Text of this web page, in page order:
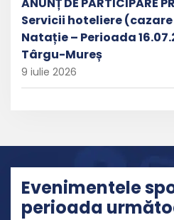
Servicii hoteliere
Natație – Perioada
Târgu-Mureș
9 iulie 2026
Evenimentele
perioada